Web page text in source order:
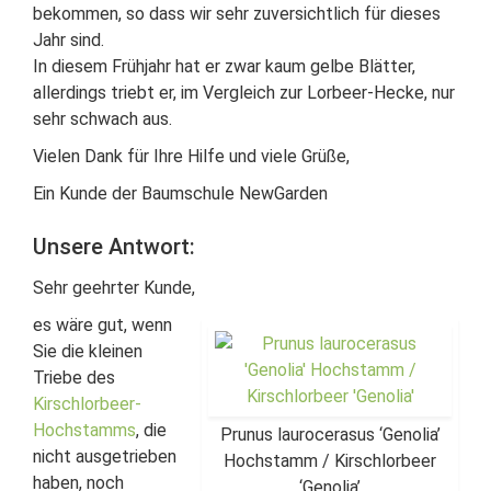
bekommen, so dass wir sehr zuversichtlich für dieses
Jahr sind.
In diesem Frühjahr hat er zwar kaum gelbe Blätter,
allerdings triebt er, im Vergleich zur Lorbeer-Hecke, nur
sehr schwach aus.
Vielen Dank für Ihre Hilfe und viele Grüße,
Ein Kunde der Baumschule NewGarden
Unsere Antwort:
Sehr geehrter Kunde,
Prunus laurocerasus ‘Genolia’
Hochstamm / Kirschlorbeer
es wäre gut, wenn
Sie die kleinen
Triebe des
Kirschlorbeer-
Hochstamms, die
nicht ausgetrieben
haben, noch